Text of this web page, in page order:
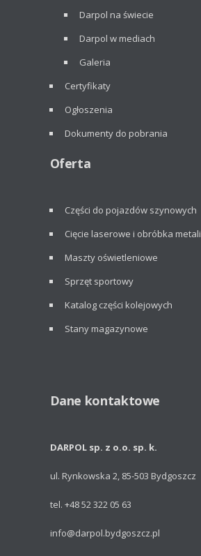
Darpol na świecie
Darpol w mediach
Galeria
Certyfikaty
Ogłoszenia
Dokumenty do pobrania
Oferta
Części do pojazdów szynowych
Cięcie laserowe i obróbka metali
Maszty oświetleniowe
Sprzęt sportowy
Katalog części kolejowych
Stany magazynowe
Dane kontaktowe
DARPOL sp. z o.o. sp. k.
ul. Rynkowska 2, 85-503 Bydgoszcz
tel. +48 52 322 05 63
info@darpol.bydgoszcz.pl